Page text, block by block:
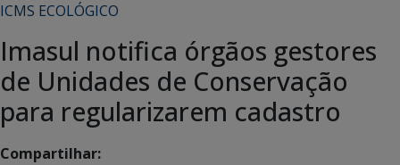
ICMS ECOLÓGICO
Imasul notifica órgãos gestores
de Unidades de Conservação
para regularizarem cadastro
Compartilhar: